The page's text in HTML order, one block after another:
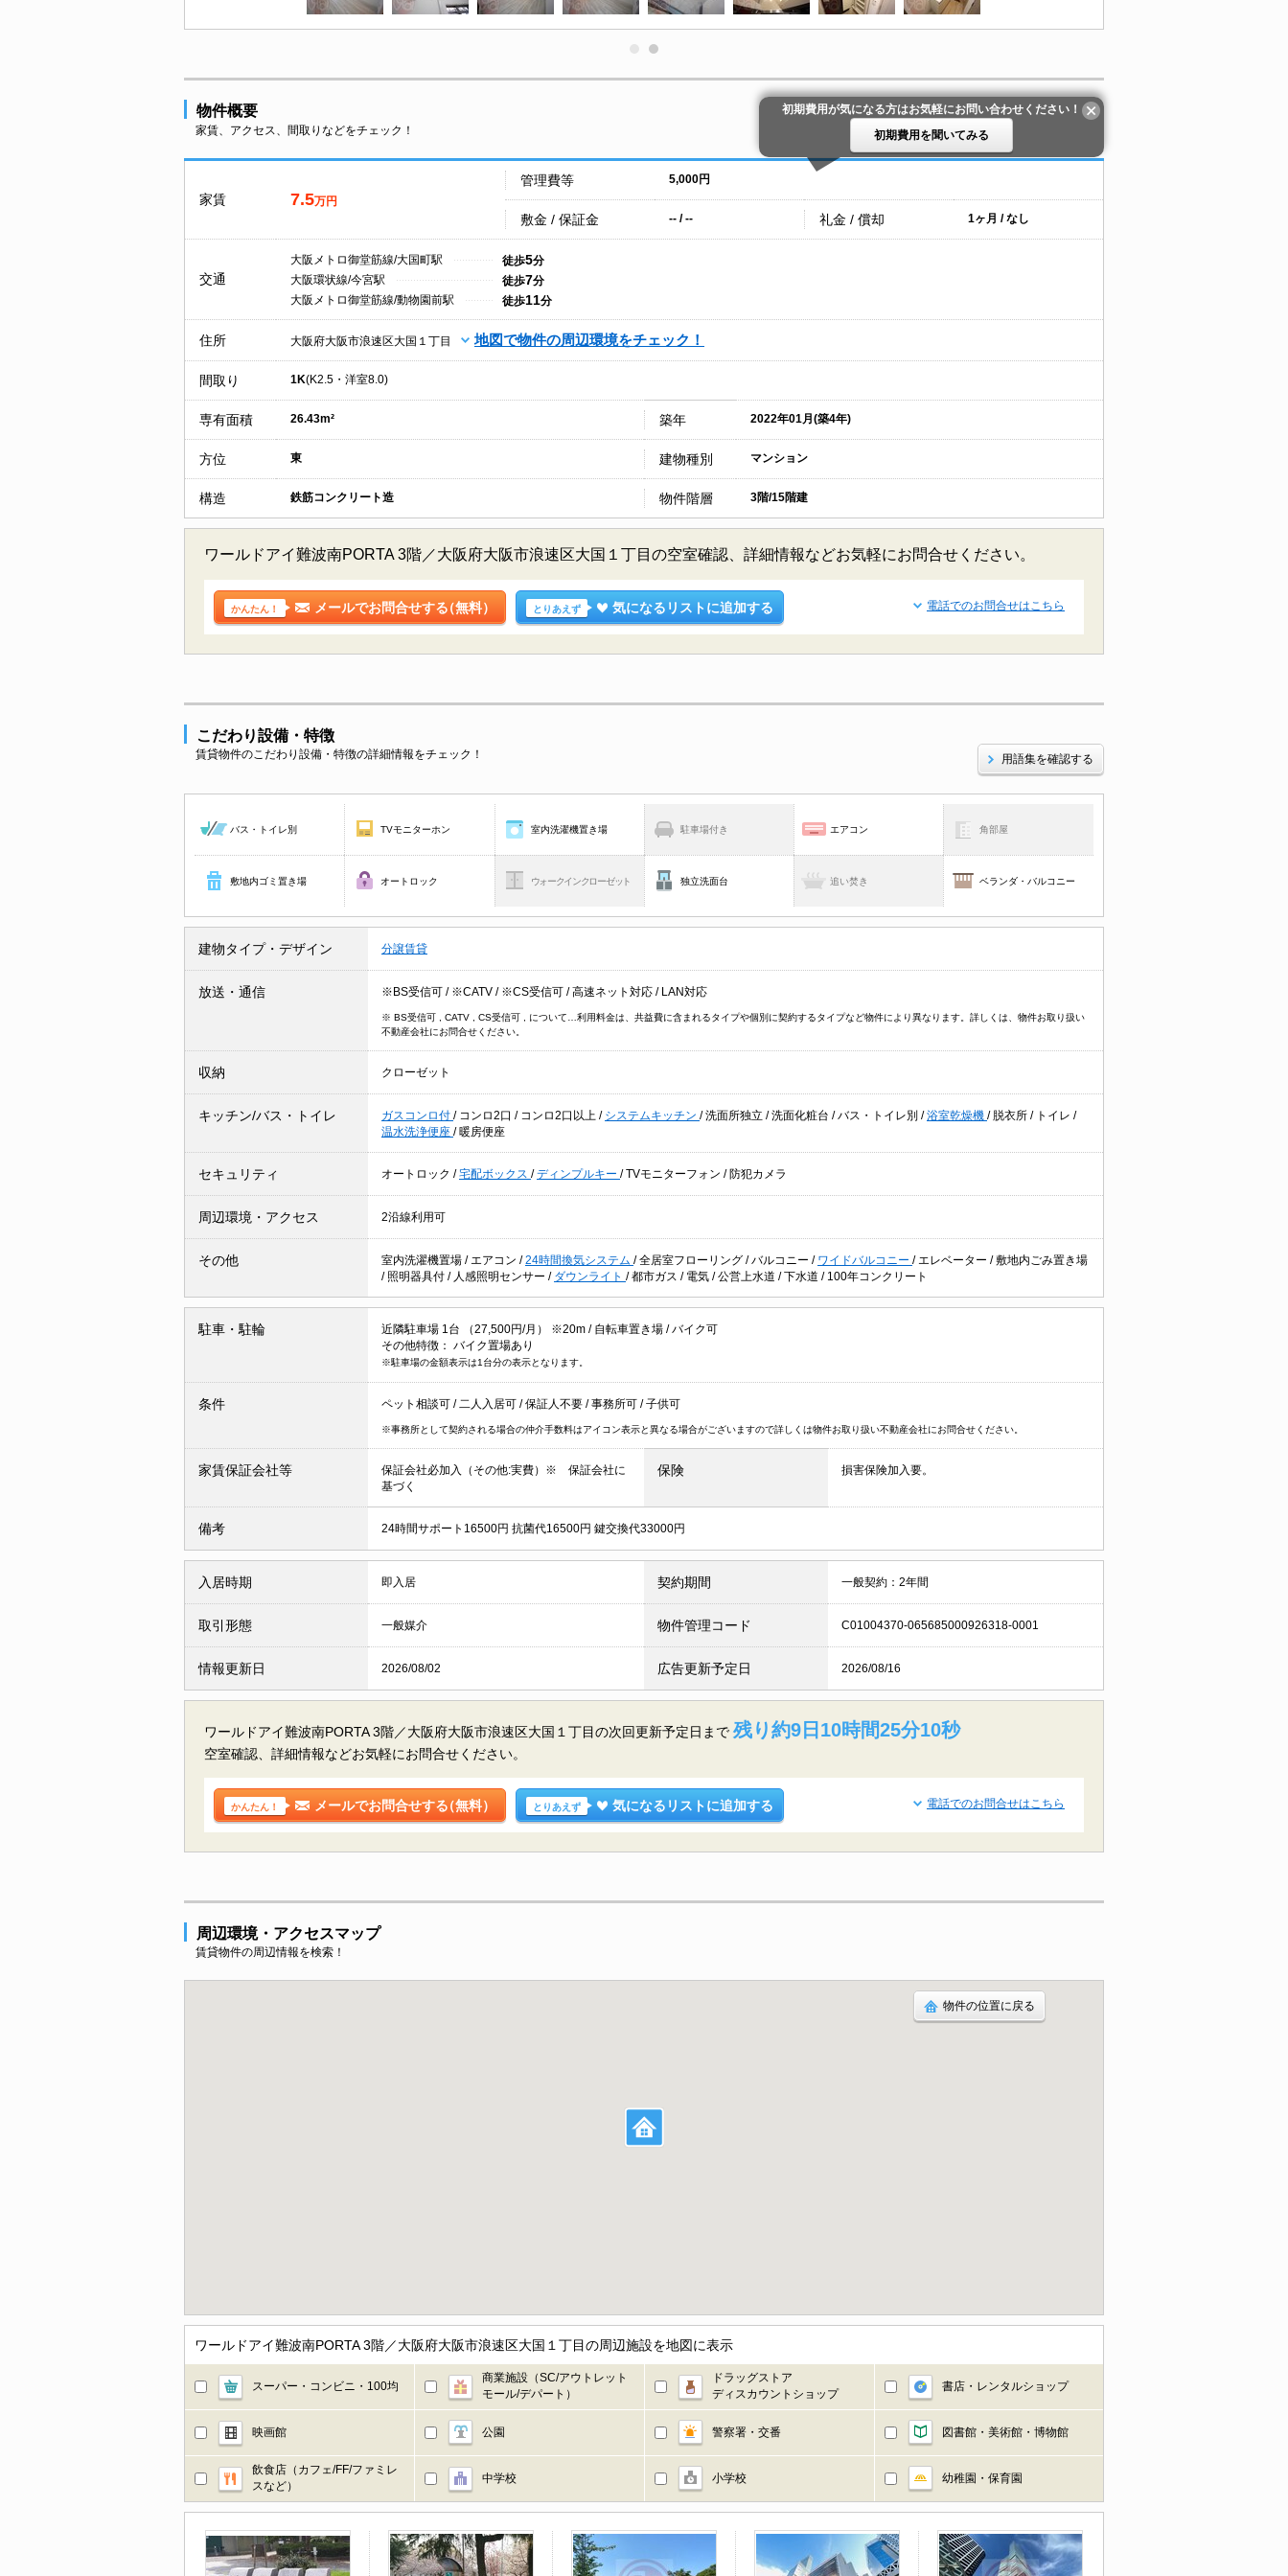
物件概要
家賃、アクセス、間取りなどをチェック！
初期費用が気になる方はお気軽にお問い合わせください！
初期費用を聞いてみる
家賃 7.5万円
管理費等 5,000円
敷金 / 保証金 -- / -- 礼金 / 償却 1ヶ月 / なし
交通
大阪メトロ御堂筋線/大国町駅 徒歩5分
大阪環状線/今宮駅
徒歩7分
大阪メトロ御堂筋線/動物園前駅
徒歩11分
住所 大阪府大阪市浪速区大国１丁目 地図で物件の周辺環境をチェック！
間取り 1K(K2.5・洋室8.0)
専有面積 26.43m² 築年 2022年01月(築4年)
方位 東 建物種別 マンション
構造 鉄筋コンクリート造 物件階層 3階/15階建
ワールドアイ難波南PORTA 3階／大阪府大阪市浪速区大国１丁目の空室確認、詳細情報などお気軽にお問合せください。
かんたん！ メールでお問合せする（無料） とりあえず 気になるリストに追加する 電話でのお問合せはこちら
こだわり設備・特徴
賃貸物件のこだわり設備・特徴の詳細情報をチェック！ 用語集を確認する
バス・トイレ別 TVモニターホン 室内洗濯機置き場 駐車場付き エアコン 角部屋
敷地内ゴミ置き場 オートロック ウォークインクローゼット 独立洗面台 追い焚き ベランダ・バルコニー
建物タイプ・デザイン 分譲賃貸
放送・通信 ※BS受信可 / ※CATV / ※CS受信可 /高速ネット対応 / LAN対応
※ BS受信可 , CATV , CS受信可 , について…利用料金は、共益費に含まれるタイプや個別に契約するタイプなど物件により異なります。詳しくは、物件お取り扱い
不動産会社にお問合せください。
収納 クローゼット
キッチン/バス・トイレ ガスコンロ付 / コンロ2口 / コンロ2口以上 / システムキッチン /洗面所独立 /洗面化粧台 /バス・トイレ別 /浴室乾燥機 / 脱衣所 / トイレ /
温水洗浄便座 / 暖房便座
セキュリティ オートロック /宅配ボックス /ディンプルキー /TVモニターフォン / 防犯カメラ
周辺環境・アクセス 2沿線利用可
その他 室内洗濯機置場 / エアコン /24時間換気システム /全居室フローリング /バルコニー / ワイドバルコニー / エレベーター /敷地内ごみ置き場
/ 照明器具付 / 人感照明センサー / ダウンライト /都市ガス / 電気 /公営上水道 /下水道 / 100年コンクリート
駐車・駐輪 近隣駐車場 1台 （27,500円/月） ※20m / 自転車置き場 /バイク可
その他特徴： バイク置場あり
※駐車場の金額表示は1台分の表示となります。
条件 ペット相談可 / 二人入居可 /保証人不要 /事務所可 /子供可
※事務所として契約される場合の仲介手数料はアイコン表示と異なる場合がございますので詳しくは物件お取り扱い不動産会社にお問合せください。
家賃保証会社等
保証会社必加入（その他:実費）※ 保証会社に
基づく
保険 損害保険加入要。
備考 24時間サポート16500円 抗菌代16500円 鍵交換代33000円
入居時期 即入居 契約期間 一般契約：2年間
取引形態 一般媒介 物件管理コード C01004370-065685000926318-0001
情報更新日 2026/08/02 広告更新予定日 2026/08/16
ワールドアイ難波南PORTA 3階／大阪府大阪市浪速区大国１丁目の次回更新予定日まで 残り約9日10時間25分9秒
空室確認、詳細情報などお気軽にお問合せください。
かんたん！ メールでお問合せする（無料） とりあえず 気になるリストに追加する 電話でのお問合せはこちら
周辺環境・アクセスマップ
賃貸物件の周辺情報を検索！
物件の位置に戻る
ワールドアイ難波南PORTA 3階／大阪府大阪市浪速区大国１丁目の周辺施設を地図に表示
スーパー・コンビニ・100均
商業施設（SC/アウトレット
モール/デパート）
ドラッグストア
ディスカウントショップ
書店・レンタルショップ
映画館 公園 警察署・交番 図書館・美術館・博物館
飲食店（カフェ/FF/ファミレ
スなど）
中学校 小学校 幼稚園・保育園